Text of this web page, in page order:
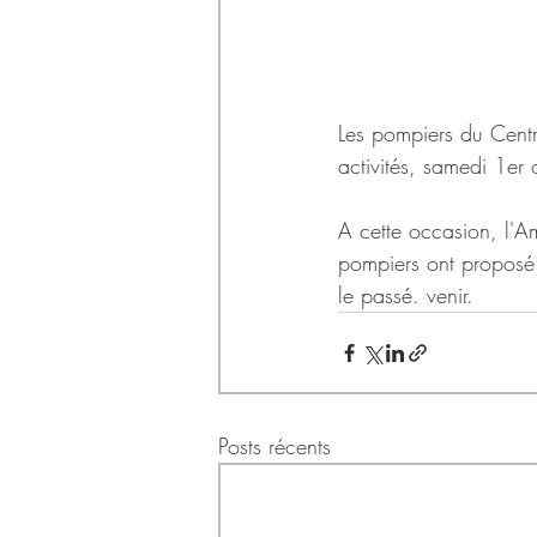
Les pompiers du
activités, samedi
A cette occasion,
pompiers ont
le passé. venir.
Posts récents